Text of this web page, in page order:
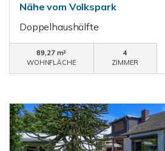
Nähe vom Volkspark
Doppelhaushälfte
89,27 m²
WOHNFLÄCHE
4
ZIMMER